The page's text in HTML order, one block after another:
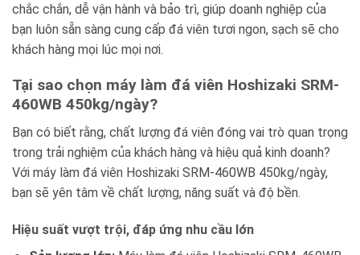
chắc chắn, dễ vận hành và bảo trì, giúp doanh nghiệp của
bạn luôn sẵn sàng cung cấp đá viên tươi ngon, sạch sẽ cho
khách hàng mọi lúc mọi nơi.
Tại sao chọn máy làm đá viên Hoshizaki SRM-
460WB 450kg/ngày?
Bạn có biết rằng, chất lượng đá viên đóng vai trò quan trọng
trong trải nghiệm của khách hàng và hiệu quả kinh doanh?
Với máy làm đá viên Hoshizaki SRM-460WB 450kg/ngày,
bạn sẽ yên tâm về chất lượng, năng suất và độ bền.
Hiệu suất vượt trội, đáp ứng nhu cầu lớn